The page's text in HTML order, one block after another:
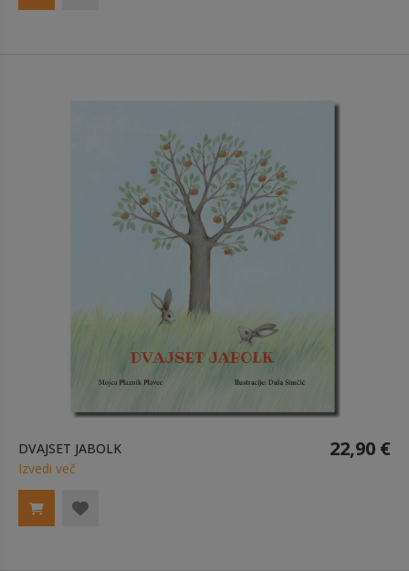
DVAJSET JABOLK 22,90 €
Izvedi več